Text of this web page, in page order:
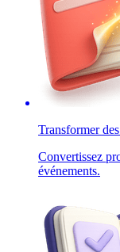
Transformer
Convertissez
événements.